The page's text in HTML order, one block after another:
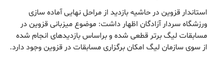
استاندار قزوین در حاشیه بازدید از مراحل نهایی آماده سازی
ورزشگاه سردار آزادگان اظهار داشت: موضوع میزبانی قزوین در
مسابقات لیگ برتر قطعی شده و براساس بازدیدهای انجام شده
از سوی سازمان لیگ امکان برگزاری مسابقات در قزوین وجود دارد.